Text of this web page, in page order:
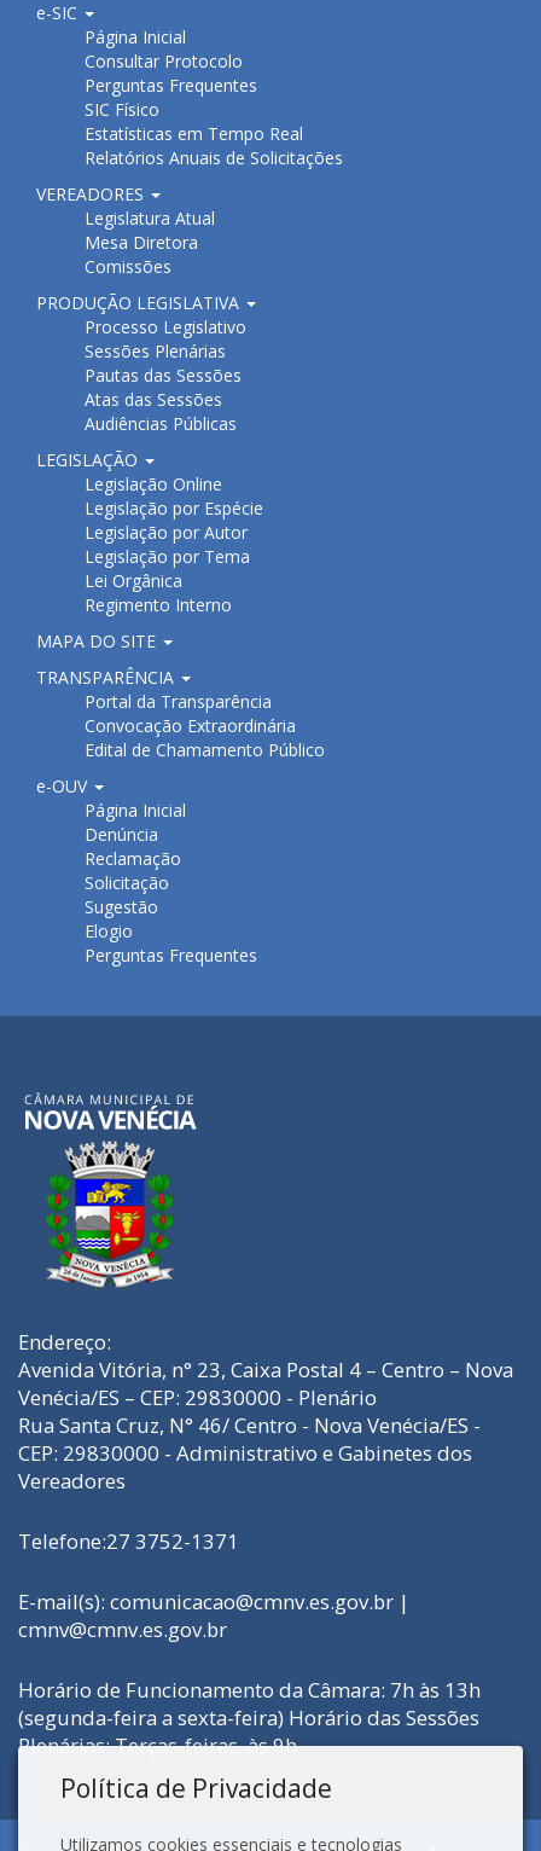
e-SIC
Página Inicial
Consultar Protocolo
Perguntas Frequentes
SIC Físico
Estatísticas em Tempo Real
Relatórios Anuais de Solicitações
VEREADORES
Legislatura Atual
Mesa Diretora
Comissões
PRODUÇÃO LEGISLATIVA
Processo Legislativo
Sessões Plenárias
Pautas das Sessões
Atas das Sessões
Audiências Públicas
LEGISLAÇÃO
Legislação Online
Legislação por Espécie
Legislação por Autor
Legislação por Tema
Lei Orgânica
Regimento Interno
MAPA DO SITE
TRANSPARÊNCIA
Portal da Transparência
Convocação Extraordinária
Edital de Chamamento Público
e-OUV
Página Inicial
Denúncia
Reclamação
Solicitação
Sugestão
Elogio
Perguntas Frequentes
Endereço:
Avenida Vitória, n° 23, Caixa Postal 4 – Centro – Nova
Venécia/ES – CEP: 29830000 - Plenário
Rua Santa Cruz, N° 46/ Centro - Nova Venécia/ES -
CEP: 29830000 - Administrativo e Gabinetes dos
Vereadores
Telefone:27 3752-1371
E-mail(s): comunicacao@cmnv.es.gov.br |
cmnv@cmnv.es.gov.br
Horário de Funcionamento da Câmara: 7h às 13h
(segunda-feira a sexta-feira) Horário das Sessões
Plenárias: Terças-feiras, às 9h
Política de Privacidade
Utilizamos cookies essenciais e tecnologias